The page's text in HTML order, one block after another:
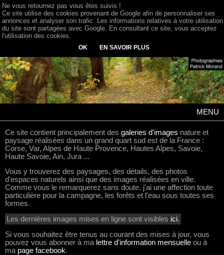
MENU
Ce site contient principalement des galeries d'images nature et
paysage réalisées dans un grand quart sud est de la France :
Corse, Var, Alpes de Haute Provence, Hautes Alpes, Savoie,
Haute Savoie, Ain, Jura ...
Vous y trouverez des paysages, des détails, des photos
d'espaces naturels ainsi que des images réalisées en ville.
Comme vous le remarquerez sans doute, j'ai une affection toute
particulière pour la campagne, les forêts et l'eau sous toutes ses
formes.
Les dernières images mises en ligne sont visibles ici.
Si vous souhaitez être tenus au courant des mises à jour, vous
pouvez vous abonner à ma lettre d'information mensuelle ou à
ma page facebook.
Ne vous retournez pas vous êtes suivis !
Ce site utilise des cookies provenant de Google afin de personnaliser ses
annonces et analyser son trafic. Les informations relatives à votre utilisation
du site sont partagées avec Google. En consultant ce site, vous acceptez
l'utilisation des cookies.
OK EN SAVOIR PLUS